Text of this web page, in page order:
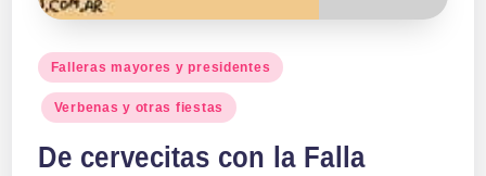
Publicado
en
Falleras mayores y presidentes
Verbenas y otras fiestas
De cervecitas con la Falla